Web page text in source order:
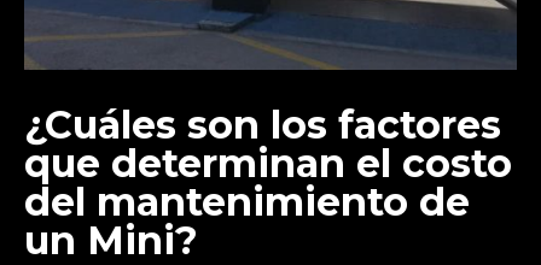
¿Cuáles son los factores
que determinan el costo
del mantenimiento de
un Mini?